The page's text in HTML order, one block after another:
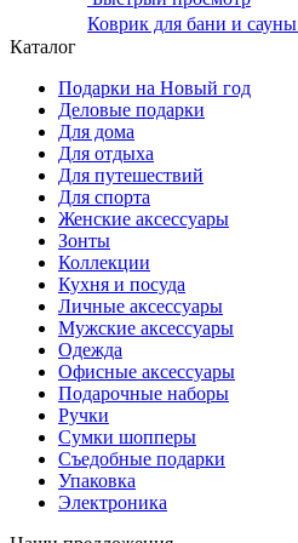
Коврик для бани и
Каталог
Подарки на Новый год
Деловые подарки
Для дома
Для отдыха
Для путешествий
Для спорта
Женские аксессуары
Зонты
Коллекции
Кухня и посуда
Личные аксессуары
Мужские аксессуары
Одежда
Офисные аксессуары
Подарочные наборы
Ручки
Сумки шопперы
Съедобные подарки
Упаковка
Электроника